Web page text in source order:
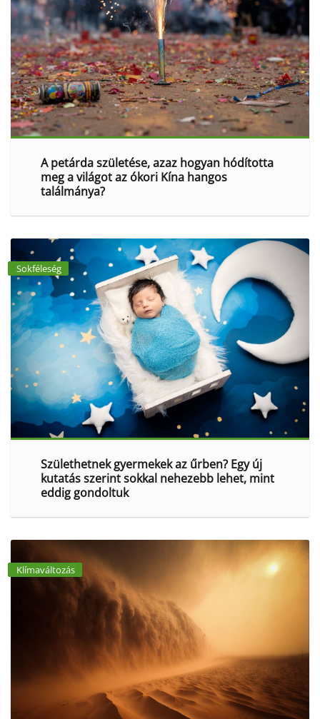
A petárda születése, azaz hogyan hódította
meg a világot az ókori Kína hangos
találmánya?
Sokféleség
Születhetnek gyermekek az űrben? Egy új
kutatás szerint sokkal nehezebb lehet, mint
eddig gondoltuk
Klímaváltozás